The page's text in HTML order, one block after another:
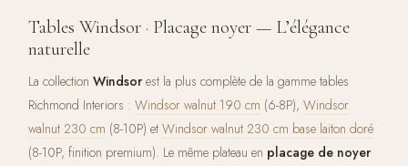
Tables Windsor · Placage noyer — L’élégance
naturelle
La collectionWindsor est la plus complète de la gamme tables
Richmond Interiors :Windsor walnut 190 cm (6-8P),Windsor
walnut 230 cm (8-10P) etWindsor walnut 230 cm base laiton doré
(8-10P, finition premium). Le même plateau en placage de noyer